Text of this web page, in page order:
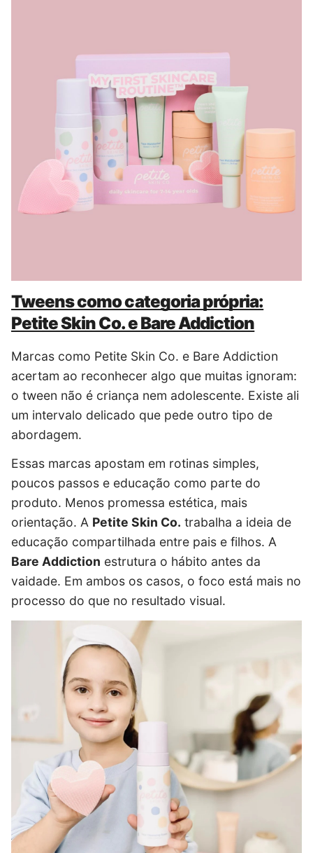
Tweens como categoria própria:
Petite Skin Co. e Bare Addiction
Marcas como Petite Skin Co. e Bare Addiction
acertam ao reconhecer algo que muitas ignoram:
o tween não é criança nem adolescente. Existe ali
um intervalo delicado que pede outro tipo de
abordagem.
Essas marcas apostam em rotinas simples,
poucos passos e educação como parte do
produto. Menos promessa estética, mais
orientação. A Petite Skin Co. trabalha a ideia de
educação compartilhada entre pais e filhos. A
Bare Addiction estrutura o hábito antes da
vaidade. Em ambos os casos, o foco está mais no
processo do que no resultado visual.